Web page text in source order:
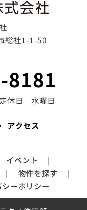
総社1-1-50
8181
日｜水曜日
アクセス
イベント
物件を探す
シーポリシー